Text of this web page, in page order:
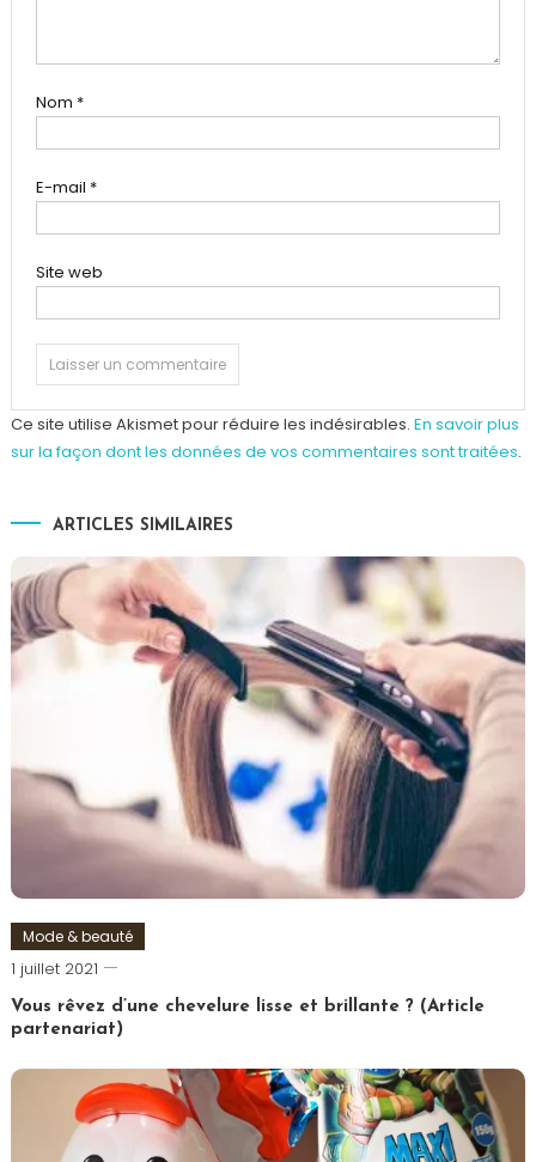
Nom *
E-mail *
Site web
Ce site utilise Akismet pour réduire les indésirables. En savoir plus
sur la façon dont les données de vos commentaires sont traitées.
ARTICLES SIMILAIRES
Mode & beauté
1 juillet 2021
Romain-
Paris
Vous rêvez d’une chevelure lisse et brillante ? (Article
partenariat)
Tagged
Cheveux,
Coiffure,
Femme